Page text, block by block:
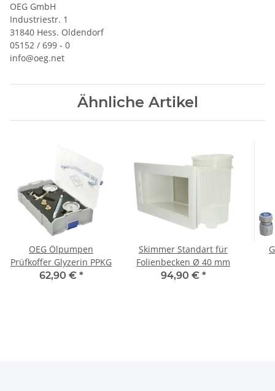
OEG GmbH
Industriestr. 1
31840 Hess. Oldendorf
05152 / 699 - 0
info@oeg.net
Ähnliche Artikel
OEG Ölpumpen
Prüfkoffer Glyzerin PPKG
62,90 € *
Skimmer Standart für
Folienbecken Ø 40 mm
94,90 € *